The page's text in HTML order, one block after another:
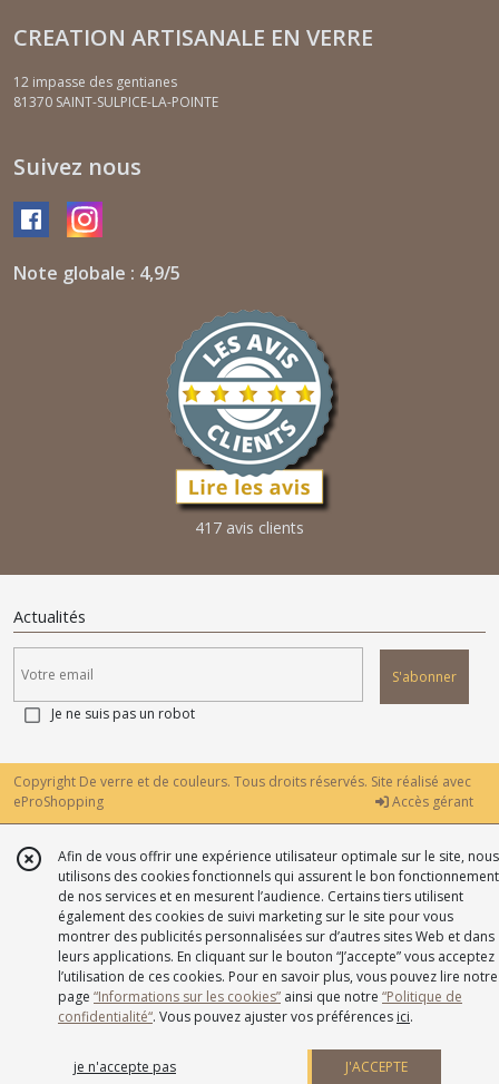
CREATION ARTISANALE EN VERRE
12 impasse des gentianes
81370 SAINT-SULPICE-LA-POINTE
Suivez nous
Note globale : 4,9/5
417 avis clients
Actualités
S'abonner
Je ne suis pas un robot
Copyright De verre et de couleurs. Tous droits réservés. Site réalisé avec
eProShopping
Accès gérant
Afin de vous offrir une expérience utilisateur optimale sur le site, nous
utilisons des cookies fonctionnels qui assurent le bon fonctionnement
de nos services et en mesurent l’audience. Certains tiers utilisent
également des cookies de suivi marketing sur le site pour vous
montrer des publicités personnalisées sur d’autres sites Web et dans
leurs applications. En cliquant sur le bouton “J’accepte” vous acceptez
l’utilisation de ces cookies. Pour en savoir plus, vous pouvez lire notre
page “Informations sur les cookies” ainsi que notre “Politique de
confidentialité“. Vous pouvez ajuster vos préférences ici.
je n'accepte pas J'ACCEPTE